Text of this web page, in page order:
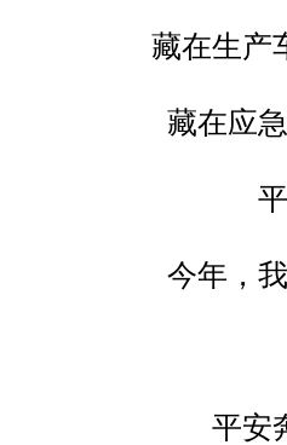
藏在生产
藏在应
今年，
平安